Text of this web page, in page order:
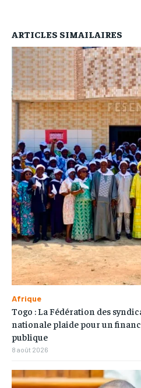
ARTICLES SIMAILAIRES
Afrique
Togo : La Fédération des
nationale plaide pour un
publique
8 août 2026